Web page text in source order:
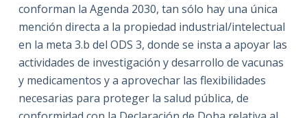
conforman la Agenda 2030, tan sólo hay una única
mención directa a la propiedad industrial/intelectual
en la meta 3.b del ODS 3, donde se insta a apoyar las
actividades de investigación y desarrollo de vacunas
y medicamentos y a aprovechar las flexibilidades
necesarias para proteger la salud pública, de